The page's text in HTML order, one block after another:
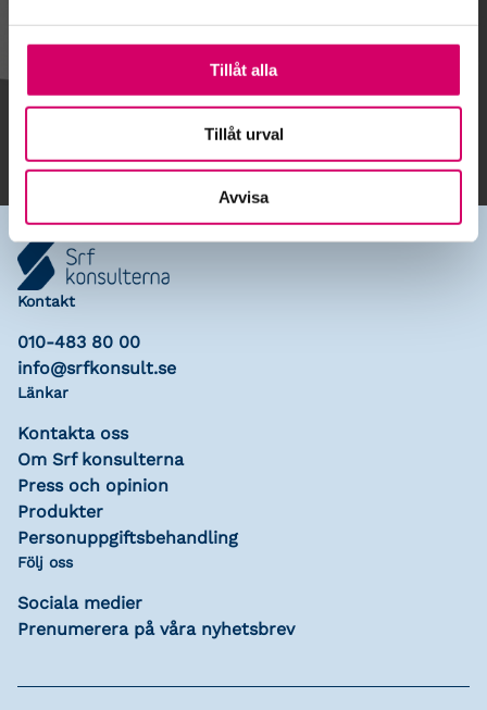
Tillåt alla
Tillåt urval
Avvisa
Gå till kalendariet
Lägg till i kalender
Kontakt
010-483 80 00
info@srfkonsult.se
Länkar
Kontakta oss
Om Srf konsulterna
Press och opinion
Produkter
Personuppgiftsbehandling
Följ oss
Sociala medier
Prenumerera på våra nyhetsbrev